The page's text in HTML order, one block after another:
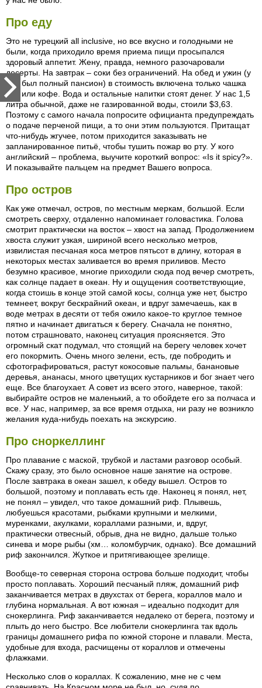
Про еду
Это не турецкий all inclusive, но все вкусно и голодными не
были, когда приходило время приема пищи просыпался
здоровый аппетит. Жену, правда, немного разочаровали
десерты. На завтрак – соки без ограничений. На обед и ужин (у
нас был полный пансион) в стоимость включена только чашка
чая или кофе. Вода и остальные напитки стоят денег. У нас 1,5
литра обычной, даже не газированной воды, стоили $3,63.
Поэтому с самого начала попросите официанта предупреждать
о подаче перченой пищи, а то они этим пользуются. Притащат
что-нибудь жгучее, потом приходится заказывать не
запланированное питьё, чтобы тушить пожар во рту. У кого
английский – проблема, выучите короткий вопрос: «Is it spicy?».
И показывайте пальцем на предмет Вашего вопроса.
Про остров
Как уже отмечал, остров, по местным меркам, большой. Если
смотреть сверху, отдаленно напоминает головастика. Голова
смотрит практически на восток – хвост на запад. Продолжением
хвоста служит узкая, шириной всего несколько метров,
извилистая песчаная коса метров пятьсот в длину, которая в
некоторых местах заливается во время приливов. Место
безумно красивое, многие приходили сюда под вечер смотреть,
как солнце падает в океан. Ну и ощущения соответствующие,
когда стоишь в конце этой самой косы, солнца уже нет, быстро
темнеет, вокруг бескрайний океан, и вдруг замечаешь, как в
воде метрах в десяти от тебя ожило какое-то круглое темное
пятно и начинает двигаться к берегу. Сначала не понятно,
потом страшновато, наконец ситуация проясняется. Это
огромный скат подумал, что стоящий на берегу человек хочет
его покормить. Очень много зелени, есть, где побродить и
сфотографироваться, растут кокосовые пальмы, банановые
деревья, ананасы, много цветущих кустарников и бог знает чего
еще. Все благоухает. А совет из всего этого, наверное, такой:
выбирайте остров не маленький, а то обойдете его за полчаса и
все. У нас, например, за все время отдыха, ни разу не возникло
желания куда-нибудь поехать на экскурсию.
Про сноркеллинг
Про плавание с маской, трубкой и ластами разговор особый.
Скажу сразу, это было основное наше занятие на острове.
После завтрака в океан зашел, к обеду вышел. Остров то
большой, поэтому и поплавать есть где. Наконец я понял, нет,
не понял – увидел, что такое домашний риф. Плывешь,
любуешься красотами, рыбками крупными и мелкими,
муренками, акулками, кораллами разными, и, вдруг,
практически отвесный, обрыв, дна не видно, дальше только
синева и море рыбы (хм… коломбурчик, однако). Все домашний
риф закончился. Жуткое и притягивающее зрелище.
Вообще-то северная сторона острова больше подходит, чтобы
просто поплавать. Хороший песчаный пляж, домашний риф
заканчивается метрах в двухстах от берега, кораллов мало и
глубина нормальная. А вот южная – идеально подходит для
снокерлинга. Риф заканчивается недалеко от берега, поэтому и
плыть до него быстро. Все любители снокерлинга так вдоль
границы домашнего рифа по южной стороне и плавали. Места,
удобные для входа, расчищены от кораллов и отмечены
флажками.
Несколько слов о кораллах. К сожалению, мне не с чем